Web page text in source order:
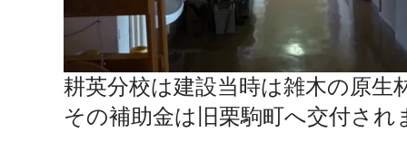
耕英分校は建設当時は雑木の原
その補助金は旧栗駒町へ交付され